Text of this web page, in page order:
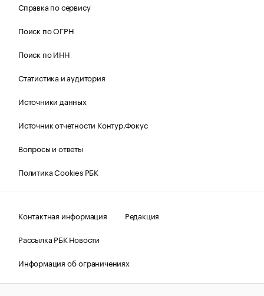
Справка по сервису
Поиск по ОГРН
Поиск по ИНН
Статистика и аудитория
Источники данных
Источник отчетности Контур.Фокус
Вопросы и ответы
Политика Cookies РБК
Контактная информация
Редакция
Рассылка РБК Новости
Информация об ограничениях
Правовая информация
О соблюдении авторских прав